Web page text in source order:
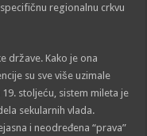
regionalnu crkvu
države. Kako je ona
su sve više uzimale
stoljeću, sistem mileta je
sekularnih vlada.
i neodređena “prava”